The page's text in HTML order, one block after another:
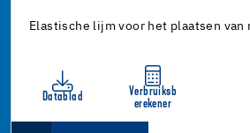
Elastische lijm voor het plaatsen van
Datablad
Verbruiksb
erekener